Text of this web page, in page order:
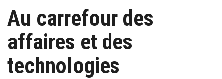
Au carrefour des
affaires et des
technologies